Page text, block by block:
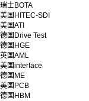
瑞士BOTA
美国HITEC-SDI
美国ATI
德国Drive Test
德国HGE
英国AML
美国interface
德国ME
美国PCB
德国HBM